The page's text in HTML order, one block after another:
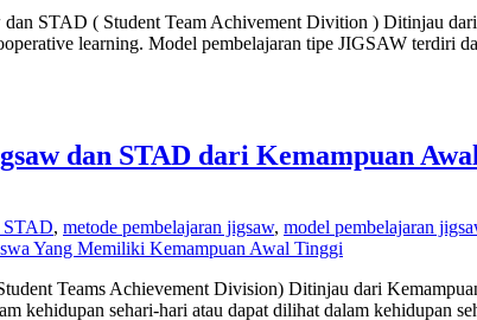
STAD ( Student Team Achivement Divition ) Ditinjau
learning. Model pembelajaran tipe JIGSAW terdiri
dan STAD dari Kemampuan
STAD, metode pembelajaran jigsaw, model pembelajaran
Yang Memiliki Kemampuan Awal Tinggi
Teams Achievement Division) Ditinjau dari
kehidupan sehari-hari atau dapat dilihat dalam kehidupan